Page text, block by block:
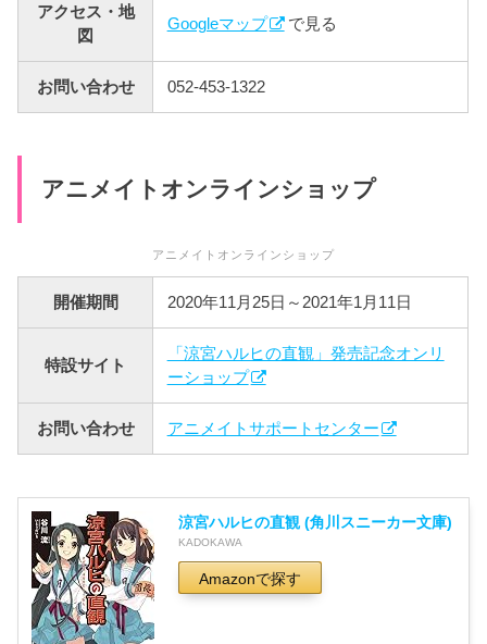
アクセス・地
図
Googleマップ で見る
お問い合わせ 052-453-1322
アニメイトオンラインショップ
アニメイトオンラインショップ
開催期間 2020年11月25日～2021年1月11日
特設サイト
「涼宮ハルヒの直観」発売記念オンリ
ーショップ
お問い合わせ アニメイトサポートセンター
涼宮ハルヒの直観 (角川スニーカー文庫)
KADOKAWA
Amazonで探す